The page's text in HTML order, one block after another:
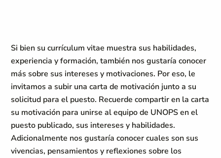
Si bien su currículum vitae muestra sus habilidades,
experiencia y formación, también nos gustaría conocer
más sobre sus intereses y motivaciones. Por eso, le
invitamos a subir una carta de motivación junto a su
solicitud para el puesto. Recuerde compartir en la carta
su motivación para unirse al equipo de UNOPS en el
puesto publicado, sus intereses y habilidades.
Adicionalmente nos gustaría conocer cuales son sus
vivencias, pensamientos y reflexiones sobre los